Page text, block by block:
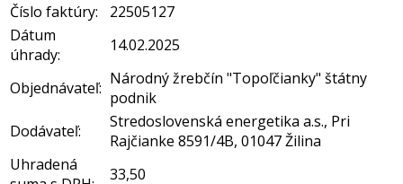
Číslo faktúry:
22505127
Dátum
úhrady:
14.02.2025
Objednávateľ: Národný žrebčín "Topoľčianky" štátny
podnik
Dodávateľ:
Stredoslovenská energetika a.s., Pri
Rajčianke 8591/4B, 01047 Žilina
Uhradená
33,50